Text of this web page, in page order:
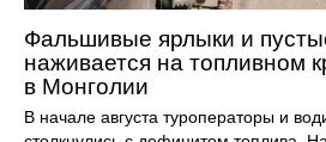
Фальшивые ярлыки и
наживается на топливном
в Монголии
В начале августа туроператоры и